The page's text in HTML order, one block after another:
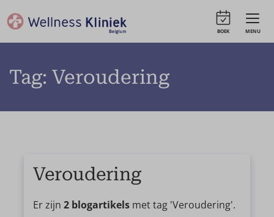
MENU
BOEK
Tag: Veroudering
Veroudering
Er zijn 2 blogartikels met tag 'Veroudering'.